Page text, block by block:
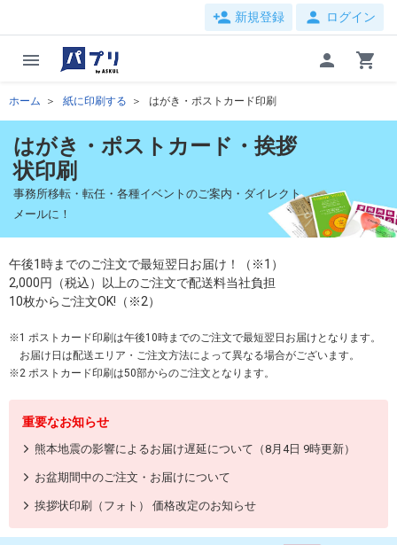
person_add 新規登録 person ログイン
menu person shopping_cart
ホーム 紙に印刷する はがき・ポストカード印刷
はがき・ポストカード・挨拶
状印刷
事務所移転・転任・各種イベントのご案内・ダイレクト
メールに！
午後1時までのご注文で最短翌日お届け！（※1）
2,000円（税込）以上のご注文で配送料当社負担
10枚からご注文OK!（※2）
1 ポストカード印刷は午後10時までのご注文で最短翌日お届けとなります。
お届け日は配送エリア・ご注文方法によって異なる場合がございます。
2 ポストカード印刷は50部からのご注文となります。
重要なお知らせ
熊本地震の影響によるお届け遅延について（8月4日 9時更新）
お盆期間中のご注文・お届けについて
挨拶状印刷（フォト） 価格改定のお知らせ